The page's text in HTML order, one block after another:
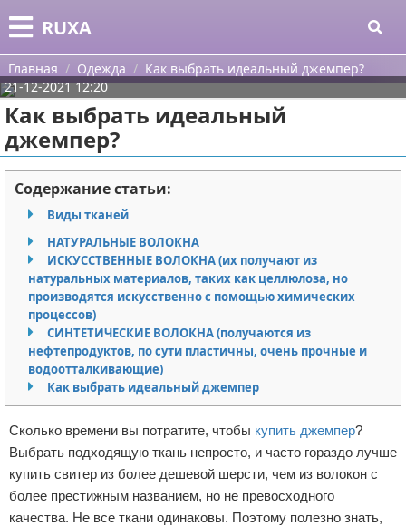
RUXA
Меню
Главная
Категории
Уход за кожей
Одежда
Шоппинг
Подарки
Украшения
Косметика
Уход за волосами
Уход за ногтями
Макияж
СПА процедуры
Поиск
О проекте
Контакты
Сотрудничество
Размещение рекламы
Для правообладателей
Условия предоставления информации
Отказ от ответственности
Главная Одежда
Как выбрать идеальный джемпер?
21-12-2021 12:20
Как выбрать идеальный
джемпер?
Содержание статьи:
Виды тканей
НАТУРАЛЬНЫЕ ВОЛОКНА
ИСКУССТВЕННЫЕ ВОЛОКНА (их получают из
натуральных материалов, таких как целлюлоза, но
производятся искусственно с помощью химических
процессов)
СИНТЕТИЧЕСКИЕ ВОЛОКНА (получаются из
нефтепродуктов, по сути пластичны, очень прочные и
водоотталкивающие)
Как выбрать идеальный джемпер
Сколько времени вы потратите, чтобы купить джемпер?
Выбрать подходящую ткань непросто, и часто гораздо лучше
купить свитер из более дешевой шерсти, чем из волокон с
более престижным названием, но не превосходного
качества. Не все ткани одинаковы. Поэтому полезно знать,